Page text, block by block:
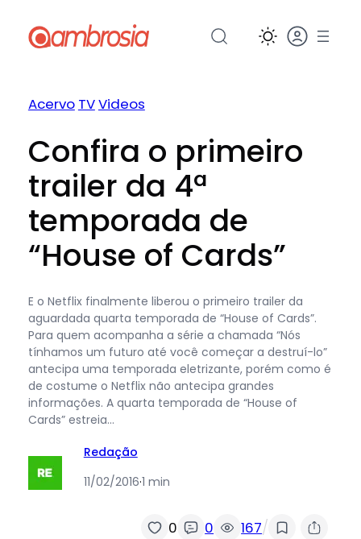
para
Acervo TVVideos
Confira o primeiro
trailer da 4ª
temporada de
“House of Cards”
E o Netflix finalmente liberou o primeiro trailer da
aguardada quarta temporada de “House of Cards”.
Para quem acompanha a série a chamada “Nós
tínhamos um futuro até você começar a destruí-lo”
antecipa uma temporada eletrizante, porém como é
de costume o Netflix não antecipa grandes
informações. A quarta temporada de “House of
Cards” estreia…
Redação
11/02/2016·1 min
0 0 167/